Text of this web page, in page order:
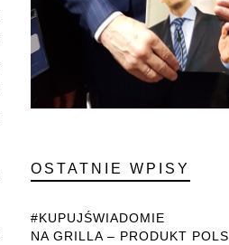
OSTATNIE WPISY
#KUPUJŚWIADOMIE
NA GRILLA – PRODUKT